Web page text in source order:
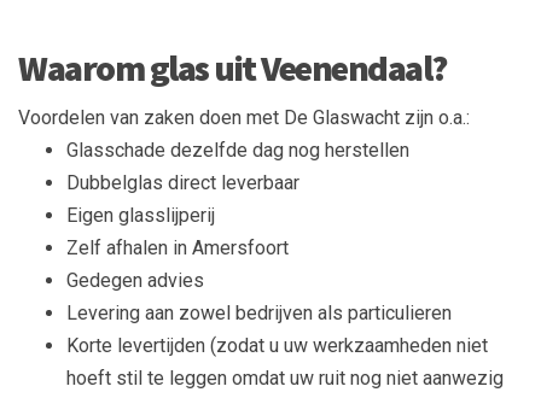
Waarom glas uit Veenendaal?
Voordelen van zaken doen met De Glaswacht zijn o.a.:
Glasschade dezelfde dag nog herstellen
Dubbelglas direct leverbaar
Eigen glasslijperij
Zelf afhalen in Amersfoort
Gedegen advies
Levering aan zowel bedrijven als particulieren
Korte levertijden (zodat u uw werkzaamheden niet
hoeft stil te leggen omdat uw ruit nog niet aanwezig